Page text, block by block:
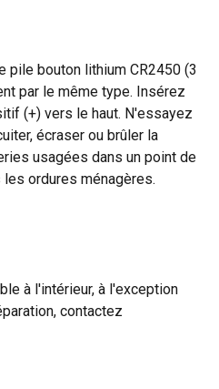
pile bouton lithium CR2450 (3
par le même type. Insérez
(+) vers le haut. N'essayez
écraser ou brûler la
usagées dans un point de
ordures ménagères.
à l'intérieur, à l'exception
contactez